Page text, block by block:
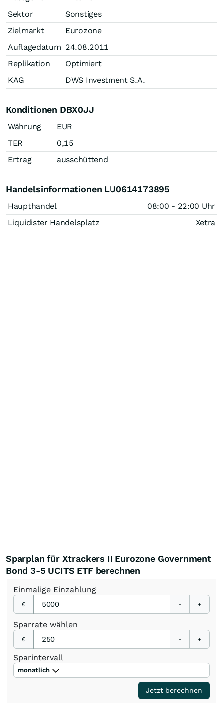
Sektor
Sonstiges
Zielmarkt
Eurozone
Auflagedatum 24.08.2011
Replikation
Optimiert
KAG
DWS Investment S.A.
Konditionen DBX0JJ
Währung
EUR
TER
0,15
Ertrag
ausschüttend
Handelsinformationen LU0614173895
Haupthandel
08:00 - 22:00 Uhr
Liquidister Handelsplatz
Xetra
Sparplan für Xtrackers II Eurozone Government
Bond 3-5 UCITS ETF berechnen
Einmalige Einzahlung
€ - +
Sparrate wählen
€ - +
Sparintervall
monatlich
Jetzt berechnen